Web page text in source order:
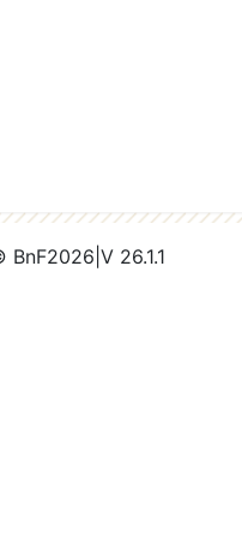
BnF2026 V 26.1.1